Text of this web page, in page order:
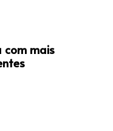
com mais